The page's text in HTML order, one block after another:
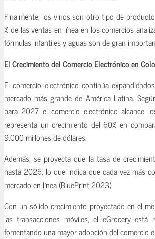
Finalmente, los vinos son otro tipo de
% de las ventas en línea en los comercios
fórmulas infantiles y aguas son de gran
El Crecimiento del Comercio Electrónico en
El comercio electrónico continúa
mercado más grande de América Latina.
para 2027 el comercio electrónico alcance
representa un crecimiento del 60% en
9.000 millones de dólares.
Además, se proyecta que la tasa de
hasta 2026, lo que indica que cada vez más
mercado en línea (BluePrint 2023).
Con un sólido crecimiento proyectado en el
las transacciones móviles, el eGrocery
fomentando una mayor adopción del comercio